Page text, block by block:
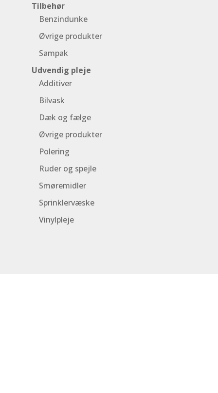
Tilbehør
Benzindunke
Øvrige produkter
Sampak
Udvendig pleje
Additiver
Bilvask
Dæk og fælge
Øvrige produkter
Polering
Ruder og spejle
Smøremidler
Sprinklervæske
Vinylpleje